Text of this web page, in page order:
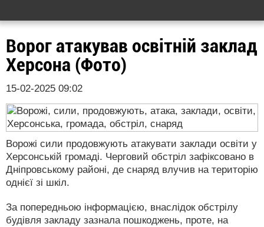
Ворог атакував освітній заклад
Херсона (Фото)
15-02-2025 09:02
Ворожі сили продовжують атакувати заклади освіти у
Херсонській громаді. Черговий обстріл зафіксовано в
Дніпровському районі, де снаряд влучив на територію
однієї зі шкіл.
За попередньою інформацією, внаслідок обстрілу
будівля закладу зазнала пошкоджень, проте, на